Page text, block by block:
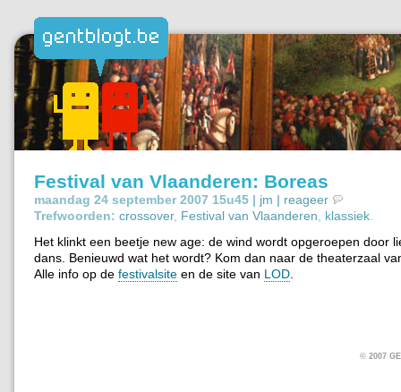
Festival van Vlaanderen: Boreas
maandag 24 september 2007 15u45 | jm | reageer
Trefwoorden: crossover, Festival van Vlaanderen klassiek
Het klinkt een beetje new age: de wind wordt opgeroepen door
dans. Benieuwd wat het wordt? Kom dan naar de theaterzaal
Alle info op de festivalsite en de site van LOD
© 2007